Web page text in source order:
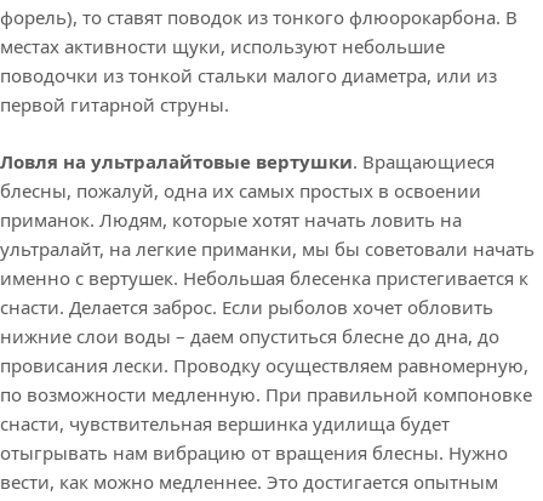
форель), то ставят поводок из тонкого флюорокарбона. В
местах активности щуки, используют небольшие
поводочки из тонкой стальки малого диаметра, или из
первой гитарной струны.
Ловля на ультралайтовые вертушки. Вращающиеся
блесны, пожалуй, одна их самых простых в освоении
приманок. Людям, которые хотят начать ловить на
ультралайт, на легкие приманки, мы бы советовали начать
именно с вертушек. Небольшая блесенка пристегивается к
снасти. Делается заброс. Если рыболов хочет обловить
нижние слои воды – даем опуститься блесне до дна, до
провисания лески. Проводку осуществляем равномерную,
по возможности медленную. При правильной компоновке
снасти, чувствительная вершинка удилища будет
отыгрывать нам вибрацию от вращения блесны. Нужно
вести, как можно медленнее. Это достигается опытным